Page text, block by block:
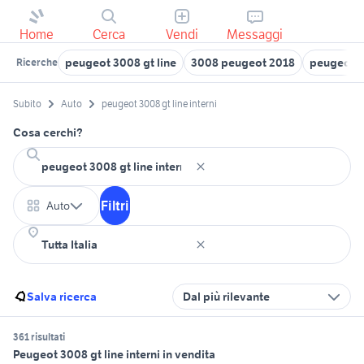
Home Cerca Vendi Messaggi
Ricerche peugeot 3008 gt line 3008 peugeot 2018 peugeot
Subito Auto peugeot 3008 gt line interni
Cosa cerchi?
Auto Filtri
Salva ricerca Dal più rilevante
361 risultati
Peugeot 3008 gt line interni in vendita